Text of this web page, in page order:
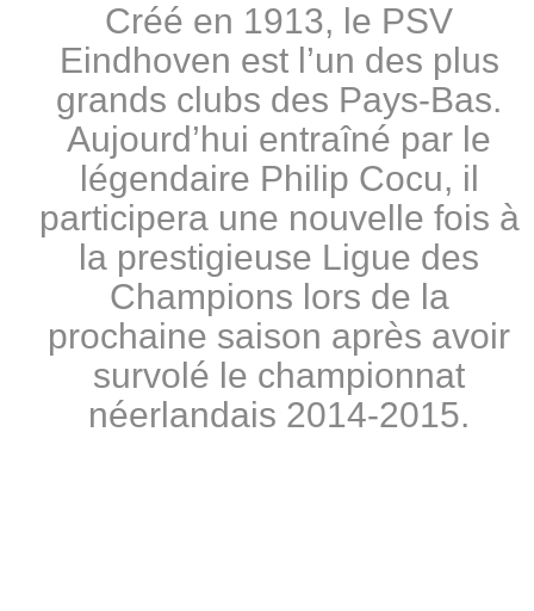
Créé en 1913, le PSV
Eindhoven est l’un des plus
grands clubs des Pays-Bas.
Aujourd’hui entraîné par le
légendaire Philip Cocu, il
participera une nouvelle fois à
la prestigieuse Ligue des
Champions lors de la
prochaine saison après avoir
survolé le championnat
néerlandais 2014-2015.